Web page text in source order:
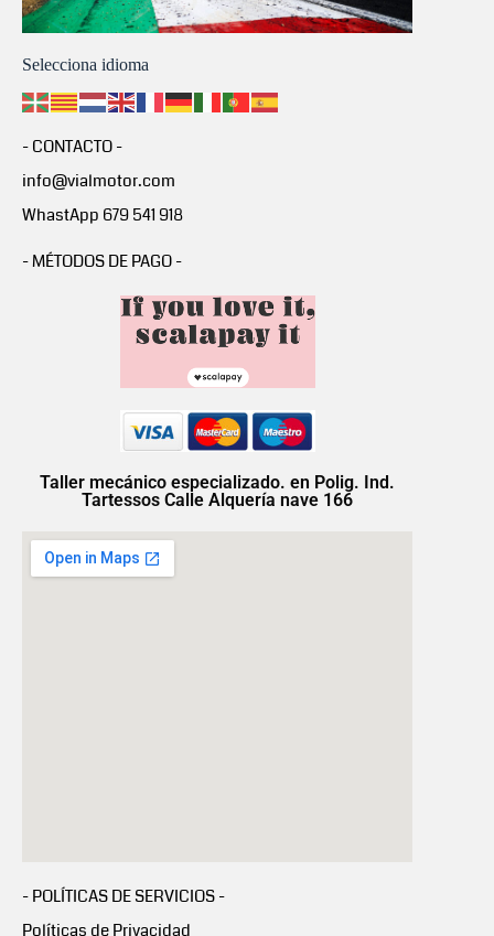
Selecciona idioma
- CONTACTO -
info@vialmotor.com
WhastApp 679 541 918
- MÉTODOS DE PAGO -
Taller mecánico especializado. en Polig. Ind.
Tartessos Calle Alquería nave 166
- POLÍTICAS DE SERVICIOS -
Políticas de Privacidad